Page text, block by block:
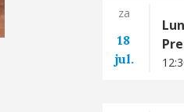
za
18
jul.